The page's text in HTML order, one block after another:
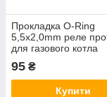
Прокладка O-Ring
5,5x2,0mm реле
для газового котла
95 ₴
Купити